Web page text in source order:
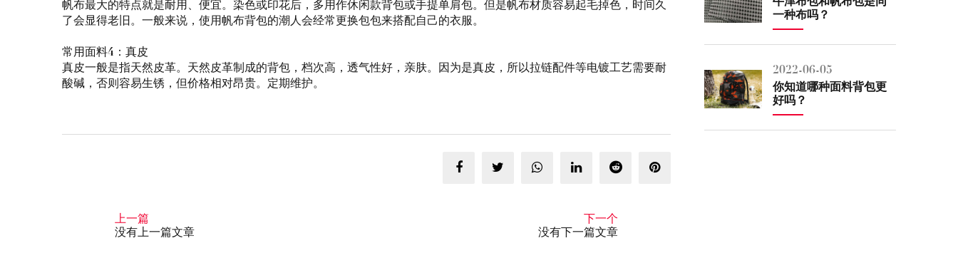
帆布最大的特点就是耐用、便宜。染色或印花后，多用作休闲款背包或手提单肩包。但是帆布材质容易起毛掉色，时间久
了会显得老旧。一般来说，使用帆布背包的潮人会经常更换包包来搭配自己的衣服。
常用面料4：真皮
真皮一般是指天然皮革。天然皮革制成的背包，档次高，透气性好，亲肤。因为是真皮，所以拉链配件等电镀工艺需要耐
酸碱，否则容易生锈，但价格相对昂贵。定期维护。
上一篇
没有上一篇文章
下一个
没有下一篇文章
一种布吗？
2022-06-05
你知道哪种面料背包更
好吗？